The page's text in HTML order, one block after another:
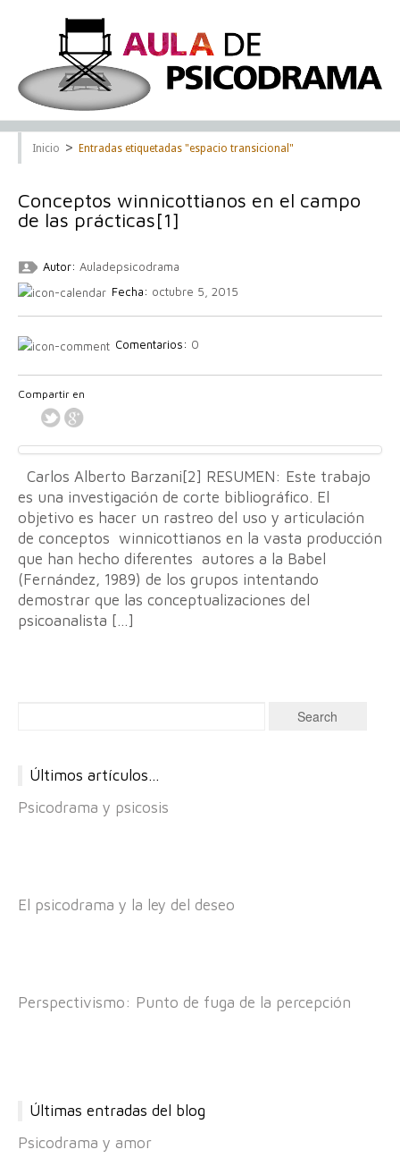
Inicio > Entradas etiquetadas "espacio transicional"
Conceptos winnicottianos en el campo
de las prácticas[1]
Autor: Auladepsicodrama
Fecha: octubre 5, 2015
Comentarios: 0
Compartir en
Carlos Alberto Barzani[2] RESUMEN: Este trabajo
es una investigación de corte bibliográfico. El
objetivo es hacer un rastreo del uso y articulación
de conceptos winnicottianos en la vasta producción
que han hecho diferentes autores a la Babel
(Fernández, 1989) de los grupos intentando
demostrar que las conceptualizaciones del
psicoanalista […]
Últimos artículos…
Psicodrama y psicosis
El psicodrama y la ley del deseo
Perspectivismo: Punto de fuga de la percepción
Últimas entradas del blog
Psicodrama y amor